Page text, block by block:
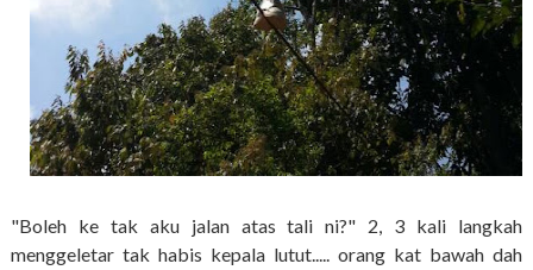
"Boleh ke tak aku jalan atas tali ni?" 2, 3 kali langkah
menggeletar tak habis kepala lutut..... orang kat bawah dah